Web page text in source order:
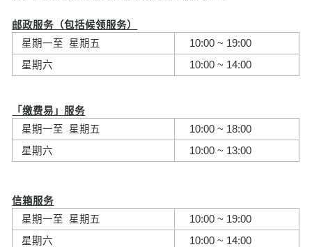
邮政服务（包括候领服务）
星期一至 星期五
10:00 ~ 19:00
星期六
10:00 ~ 14:00
「缴费易」服务
星期一至 星期五
10:00 ~ 18:00
星期六
10:00 ~ 13:00
信箱服务
星期一至 星期五
10:00 ~ 19:00
星期六
10:00 ~ 14:00